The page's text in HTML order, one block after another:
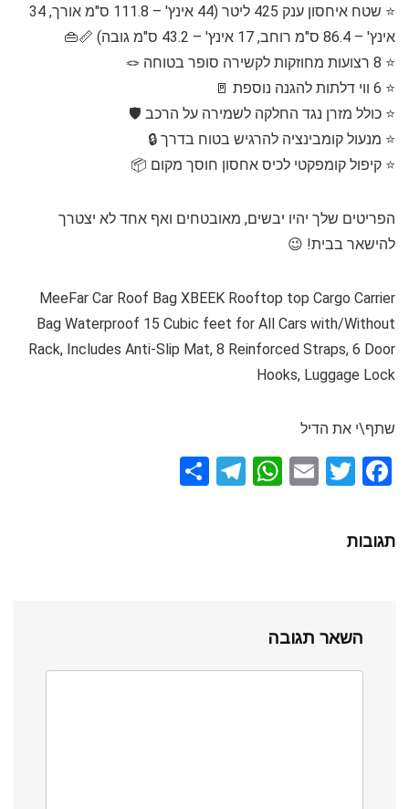
⭐ שטח איחסון ענק 425 ליטר (44 אינץ' – 111.8 ס"מ אורך, 34
אינץ' – 86.4 ס"מ רוחב, 17 אינץ' – 43.2 ס"מ גובה) 📏👜
⭐ 8 רצועות מחוזקות לקשירה סופר בטוחה 🪢
⭐ 6 ווי דלתות להגנה נוספת 🚪
⭐ כולל מזרן נגד החלקה לשמירה על הרכב 🛡️
⭐ מנעול קומבינציה להרגיש בטוח בדרך 🔒
⭐ קיפול קומפקטי לכיס אחסון חוסך מקום 📦
הפריטים שלך יהיו יבשים, מאובטחים ואף אחד לא יצטרך
להישאר בבית! 😉
MeeFar Car Roof Bag XBEEK Rooftop top Cargo Carrier
Bag Waterproof 15 Cubic feet for All Cars with/Without
Rack, Includes Anti-Slip Mat, 8 Reinforced Straps, 6 Door
Hooks, Luggage Lock
שתף\י את הדיל
F
ce
b
k
T
E
W
T
תגובות
השאר תגובה